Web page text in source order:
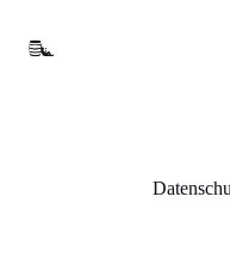
Inhalt
springen